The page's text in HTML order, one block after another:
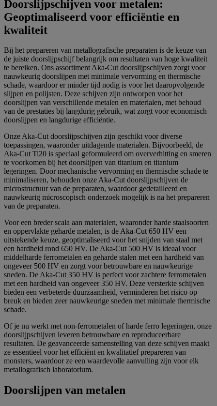
Doorslijpschijven voor metalen:
Geoptimaliseerd voor efficiëntie en
kwaliteit
Bij het prepareren van metallografische preparaten is de keuze van
de juiste doorslijpschijf belangrijk om resultaten van hoge kwaliteit
te bereiken. Ons assortiment Aka-Cut doorslijpschijven zorgt voor
nauwkeurig doorslijpen met minimale vervorming en thermische
schade, waardoor er minder tijd nodig is voor het daaropvolgende
slijpen en polijsten. Deze schijven zijn ontworpen voor het
doorslijpen van verschillende metalen en materialen, met behoud
van de prestaties bij langdurig gebruik, wat zorgt voor economisch
doorslijpen en langdurige efficiëntie.
Onze Aka-Cut doorslijpschijven zijn geschikt voor diverse
toepassingen, waaronder uitdagende materialen. Bijvoorbeeld, de
Aka-Cut Ti20 is speciaal geformuleerd om oververhitting en smeren
te voorkomen bij het doorslijpen van titanium en titanium
legeringen. Door mechanische vervorming en thermische schade te
minimaliseren, behouden onze Aka-Cut doorslijpschijven de
microstructuur van de preparaten, waardoor gedetailleerd en
nauwkeurig microscopisch onderzoek mogelijk is na het prepareren
van de preparaten.
Voor een breder scala aan materialen, waaronder harde staalsoorten
en oppervlakte geharde metalen, is de Aka-Cut 650 HV een
uitstekende keuze, geoptimaliseerd voor het snijden van staal met
een hardheid rond 650 HV. De Aka-Cut 500 HV is ideaal voor
middelharde ferrometalen en geharde stalen met een hardheid van
ongeveer 500 HV en zorgt voor betrouwbare en nauwkeurige
sneden. De Aka-Cut 350 HV is perfect voor zachtere ferrometalen
met een hardheid van ongeveer 350 HV. Deze versterkte schijven
bieden een verbeterde duurzaamheid, verminderen het risico op
breuk en bieden zeer nauwkeurige sneden met minimale thermische
schade.
Of je nu werkt met non-ferrometalen of harde ferro legeringen, onze
doorslijpschijven leveren betrouwbare en reproduceerbare
resultaten. De geavanceerde samenstelling van deze schijven maakt
ze essentieel voor het efficiënt en kwalitatief prepareren van
monsters, waardoor ze een waardevolle aanvulling zijn voor elk
metallografisch laboratorium.
Doorslijpen van metalen